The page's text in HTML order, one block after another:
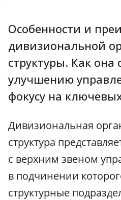
Особенности и
дивизиональной
структуры. Как она
улучшению
фокусу на
Дивизиональная
структура
с верхним звеном
в подчинении
структурные